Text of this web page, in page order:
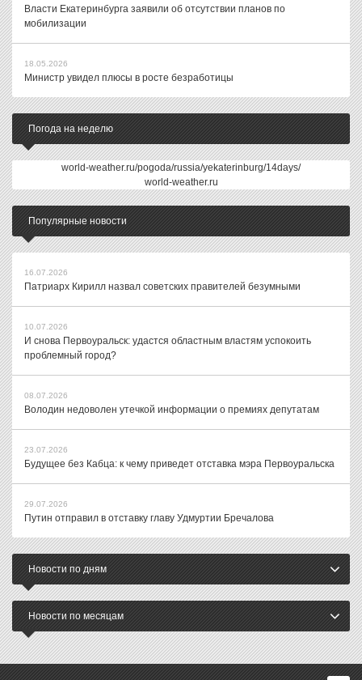
Власти Екатеринбурга заявили об отсутствии планов по
мобилизации
18.05.2026
Министр увидел плюсы в росте безработицы
Погода на неделю
world-weather.ru/pogoda/russia/yekaterinburg/14days/
world-weather.ru
Популярные новости
16.07.2026
Патриарх Кирилл назвал советских правителей безумными
10.07.2026
И снова Первоуральск: удастся областным властям успокоить
проблемный город?
08.07.2026
Володин недоволен утечкой информации о премиях депутатам
23.07.2026
Будущее без Кабца: к чему приведет отставка мэра Первоуральска
29.07.2026
Путин отправил в отставку главу Удмуртии Бречалова
Новости по дням
Новости по месяцам